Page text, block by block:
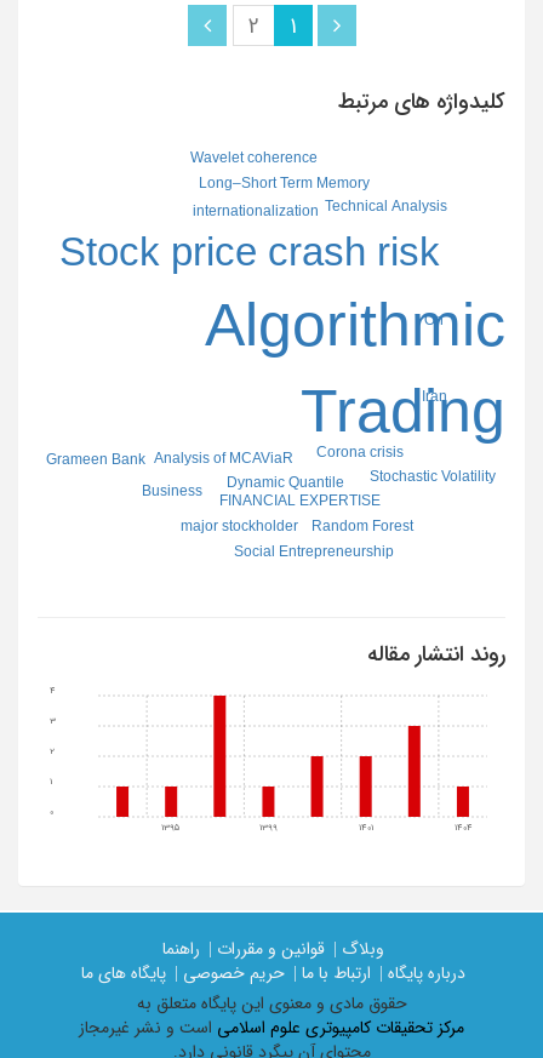
1
2
کلیدواژه های مرتبط
Algorithmic
Trading
Stock price crash risk
Analysis of MCAViaR
Corona crisis
Dynamic Quantile
FINANCIAL EXPERTISE
internationalization
Long–Short Term Memory
major stockholder Random Forest
Stochastic Volatility
Technical Analysis
Wavelet coherence
Business
Grameen Bank
Iran
On
Social Entrepreneurship
روند انتشار مقاله
1395 1399 1401 1404
0
1
2
3
4
وبلاگ | قوانین و مقررات |
راهنما
درباره پایگاه |
ارتباط با ما | حریم خصوصی |
پایگاه های ما
حقوق مادی و معنوی اين پايگاه متعلق به
مرکز تحقیقات کامپیوتری علوم اسلامی است و نشر غیرمجاز
محتوای آن پیگرد قانونی دارد.